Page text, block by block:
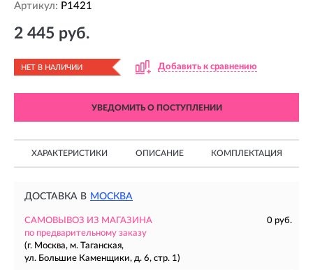
Артикул: P1421
2 445 руб.
НЕТ В НАЛИЧИИ Добавить к сравнению
УВЕДОМИТЬ О ПОСТУПЛЕНИИ
ХАРАКТЕРИСТИКИ ОПИСАНИЕ КОМПЛЕКТАЦИЯ
ДОСТАВКА В МОСКВА
САМОВЫВОЗ ИЗ МАГАЗИНА
0 руб.
по предварительному заказу
(г. Москва, м. Таганская,
ул. Большие Каменщики, д. 6, стр. 1)